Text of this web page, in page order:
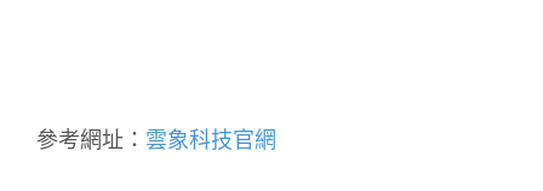
參考網址： 雲象科技官網